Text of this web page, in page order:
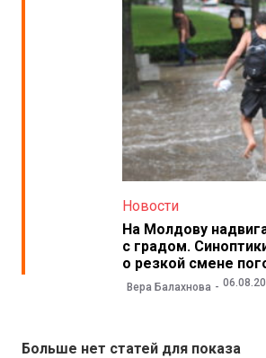
Новости
На Молдову
с градом.
о резкой смене
Вера Балахнова
Больше нет статей для показа